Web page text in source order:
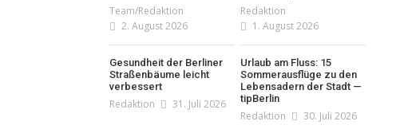
Team/Redaktion
2. August 2026
Redaktion
1. August 2026
Gesundheit der Berliner
Straßenbäume leicht
verbessert
Redaktion 31. Juli 2026
Urlaub am Fluss: 15
Sommerausflüge zu den
Lebensadern der Stadt —
tipBerlin
Redaktion 30. Juli 2026